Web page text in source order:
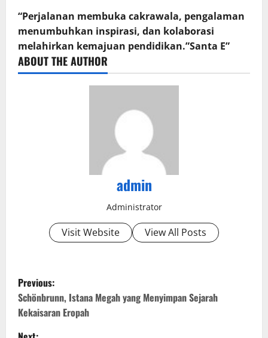
“Perjalanan membuka cakrawala, pengalaman
menumbuhkan inspirasi, dan kolaborasi
melahirkan kemajuan pendidikan.”Santa E”
ABOUT THE AUTHOR
admin
Administrator
Visit Website View All Posts
P
o
s
Previous:
Schönbrunn, Istana Megah yang Menyimpan Sejarah
Kekaisaran Eropah